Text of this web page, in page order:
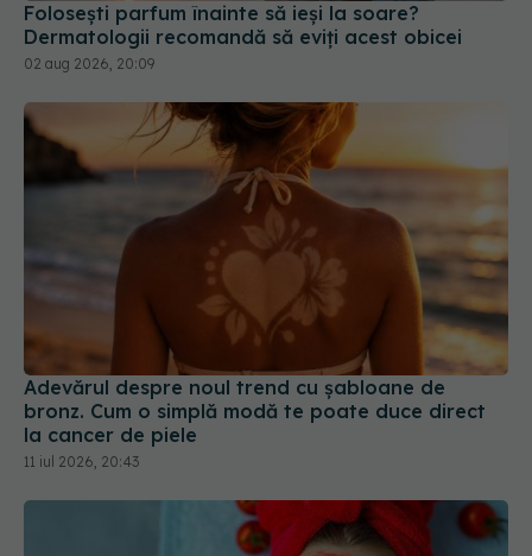
Folosești parfum înainte să ieși la soare?
Dermatologii recomandă să eviți acest obicei
02 aug 2026, 20:09
Adevărul despre noul trend cu șabloane de
bronz. Cum o simplă modă te poate duce direct
la cancer de piele
11 iul 2026, 20:43